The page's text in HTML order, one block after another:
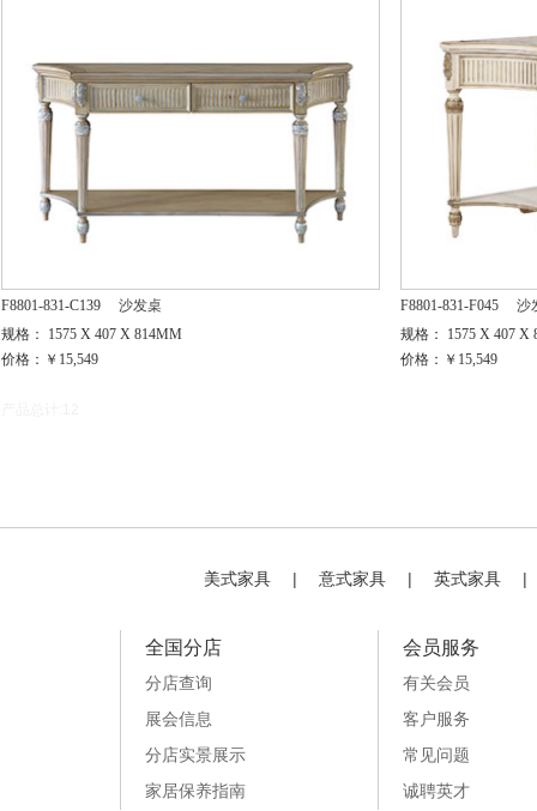
F8801-831-C139
沙发桌
规格： 1575 X 407 X 814MM
价格：￥15,549
F8801-831-F045
沙
规格： 1575 X 407 X
价格：￥15,549
美式家具 | 意式家具 | 英式家具 |
全国分店
分店查询
展会信息
分店实景展示
家居保养指南
会员服务
有关会员
客户服务
常见问题
诚聘英才